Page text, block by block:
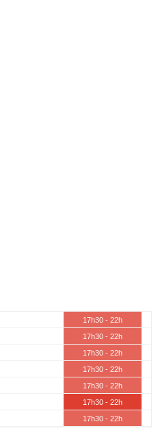
17h30 - 22h
17h30 - 22h
17h30 - 22h
17h30 - 22h
17h30 - 22h
17h30 - 22h
17h30 - 22h